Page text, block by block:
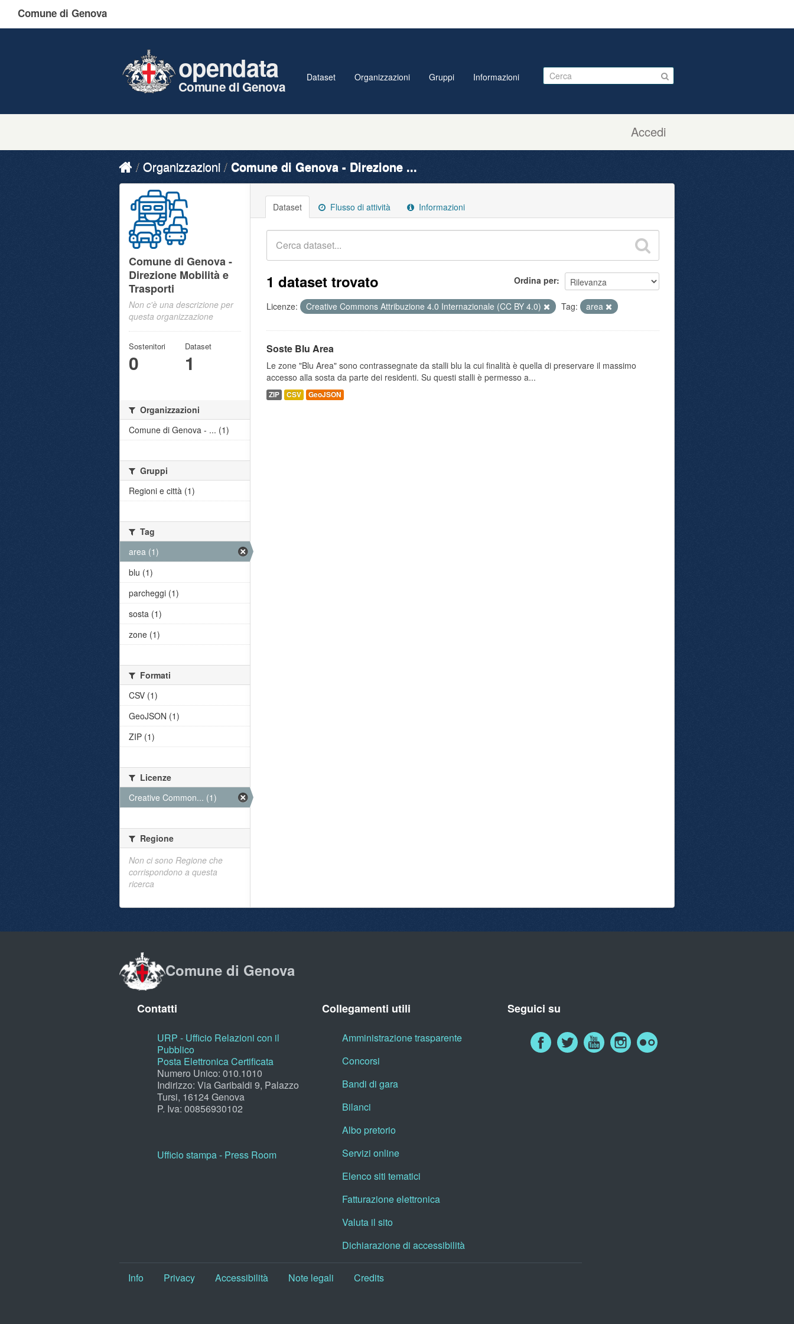
Comune di Genova
Accedi
opendata
Comune di Genova
Dataset Organizzazioni Gruppi Informazioni
Organizzazioni Comune di Genova - Direzione ...
Dataset Flusso di attività Informazioni
Ordina per
1 dataset trovato
Licenze: Creative Commons Attribuzione 4.0 Internazionale (CC BY 4.0) Tag: area
Soste Blu Area
Le zone "Blu Area" sono contrassegnate da stalli blu la cui finalità è quella di preservare il massimo
accesso alla sosta da parte dei residenti. Su questi stalli è permesso a...
ZIP CSV GeoJSON
Comune di Genova -
Direzione Mobilità e
Trasporti
Non c'è una descrizione per
questa organizzazione
Sostenitori
0
Dataset
1
Organizzazioni
Comune di Genova - ... (1)
Gruppi
Regioni e città (1)
Tag
area (1)
blu (1)
parcheggi (1)
sosta (1)
zone (1)
Formati
CSV (1)
GeoJSON (1)
ZIP (1)
Licenze
Creative Common... (1)
Regione
Non ci sono Regione che
corrispondono a questa
ricerca
Comune di Genova
Contatti
URP - Ufficio Relazioni con il
Pubblico
Posta Elettronica Certificata
Numero Unico: 010.1010
Indirizzo: Via Garibaldi 9, Palazzo
Tursi, 16124 Genova
P. Iva: 00856930102
Ufficio stampa - Press Room
Collegamenti utili
Amministrazione trasparente
Concorsi
Bandi di gara
Bilanci
Albo pretorio
Servizi online
Elenco siti tematici
Fatturazione elettronica
Valuta il sito
Dichiarazione di accessibilità
Seguici su
Info Privacy Accessibilità Note legali Credits